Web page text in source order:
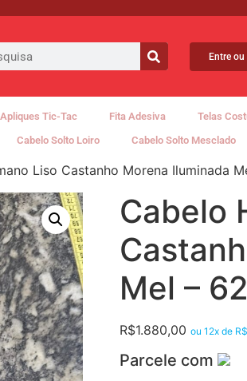
Entre ou
Apliques Tic-Tac Fita Adesiva Telas
Cabelo Solto Loiro Cabelo Solto Mesclado
Liso Castanho Morena Iluminada
Cabelo
Mel –
R$1.880,00 ou 12x de R$
Parcele com